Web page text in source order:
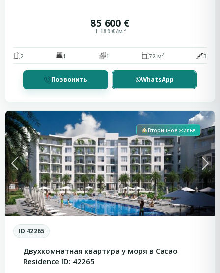
85 600 €
1 189 €/м²
2 1 1 72 м2 3
Позвонить WhatsApp
Солнечный
Берег
Previous Next
Вторичное жилье
ID 42265
Двухкомнатная квартира у моря в Cacao
Residence ID: 42265